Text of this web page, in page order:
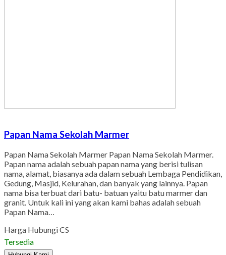
Papan Nama Sekolah Marmer
Papan Nama Sekolah Marmer Papan Nama Sekolah Marmer.
Papan nama adalah sebuah papan nama yang berisi tulisan
nama, alamat, biasanya ada dalam sebuah Lembaga Pendidikan,
Gedung, Masjid, Kelurahan, dan banyak yang lainnya. Papan
nama bisa terbuat dari batu- batuan yaitu batu marmer dan
granit. Untuk kali ini yang akan kami bahas adalah sebuah
Papan Nama…
Harga Hubungi CS
Tersedia